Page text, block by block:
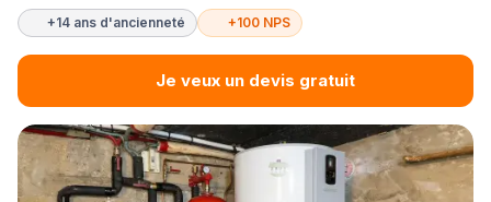
+14 ans d'ancienneté +100 NPS
Je veux un devis gratuit